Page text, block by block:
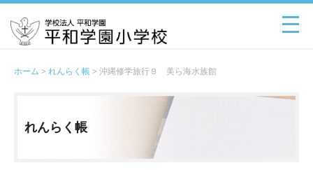
ホーム > れんらく帳> 沖縄修学旅行９ 美ら海水族館
れんらく帳